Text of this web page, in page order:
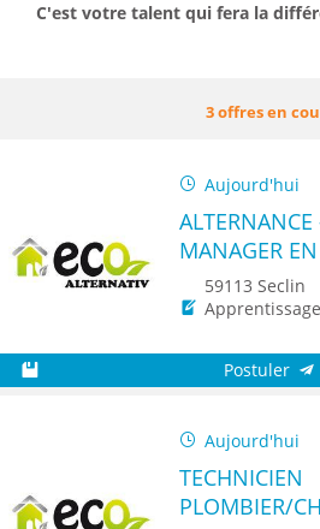
C'est votre talent qui fera la
3 offres en
Aujourd'hui
MANAGER
59113 Seclin
Apprentissage
Postuler
Aujourd'hui
TECHNICIEN
PLOMBIER/